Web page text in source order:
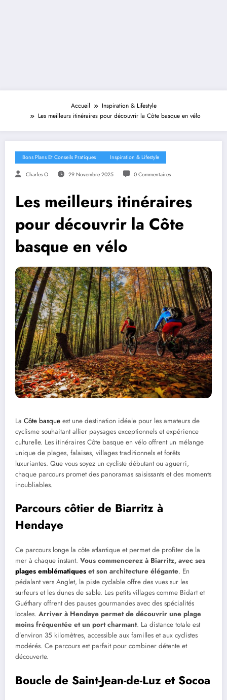
Accueil
Inspiration & Lifestyle
Les meilleurs itinéraires pour découvrir la Côte basque en vélo
Bons Plans Et Conseils Pratiques Inspiration & Lifestyle
Charles O 29 Novembre 2025 0 Commentaires
Les meilleurs itinéraires
pour découvrir la Côte
basque en vélo
La Côte basque est une destination idéale pour les amateurs de
cyclisme souhaitant allier paysages exceptionnels et expérience
culturelle. Les itinéraires Côte basque en vélo offrent un mélange
unique de plages, falaises, villages traditionnels et forêts
luxuriantes. Que vous soyez un cycliste débutant ou aguerri,
chaque parcours promet des panoramas saisissants et des moments
inoubliables.
Parcours côtier de Biarritz à
Hendaye
Ce parcours longe la côte atlantique et permet de profiter de la
mer à chaque instant. Vous commencerez à Biarritz, avec ses
plages emblématiques et son architecture élégante. En
pédalant vers Anglet, la piste cyclable offre des vues sur les
surfeurs et les dunes de sable. Les petits villages comme Bidart et
Guéthary offrent des pauses gourmandes avec des spécialités
locales. Arriver à Hendaye permet de découvrir une plage
moins fréquentée et un port charmant. La distance totale est
d’environ 35 kilomètres, accessible aux familles et aux cyclistes
modérés. Ce parcours est parfait pour combiner détente et
découverte.
Boucle de Saint-Jean-de-Luz et Socoa